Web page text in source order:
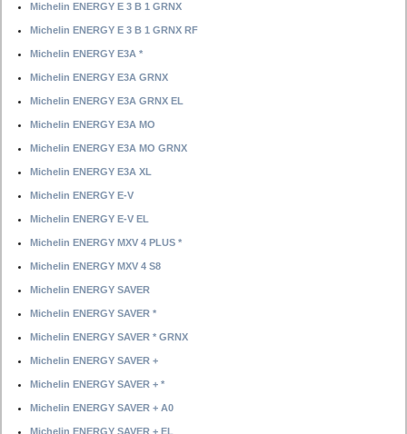
Michelin ENERGY E 3 B 1 GRNX
Michelin ENERGY E 3 B 1 GRNX RF
Michelin ENERGY E3A *
Michelin ENERGY E3A GRNX
Michelin ENERGY E3A GRNX EL
Michelin ENERGY E3A MO
Michelin ENERGY E3A MO GRNX
Michelin ENERGY E3A XL
Michelin ENERGY E-V
Michelin ENERGY E-V EL
Michelin ENERGY MXV 4 PLUS *
Michelin ENERGY MXV 4 S8
Michelin ENERGY SAVER
Michelin ENERGY SAVER *
Michelin ENERGY SAVER * GRNX
Michelin ENERGY SAVER +
Michelin ENERGY SAVER + *
Michelin ENERGY SAVER + A0
Michelin ENERGY SAVER + EL